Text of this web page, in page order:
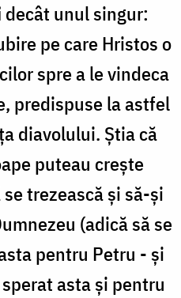
unul singur:
pe care Hristos o
spre a le vindeca
predispuse la astfel
diavolului. Ştia că
puteau creşte
trezească şi să-şi
(adică să se
pentru Petru - şi
asta şi pentru